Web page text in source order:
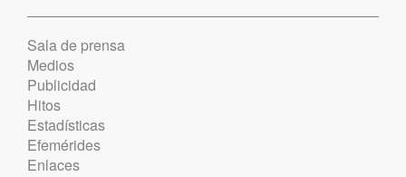
Sala de prensa
Medios
Publicidad
Hitos
Estadísticas
Efemérides
Enlaces